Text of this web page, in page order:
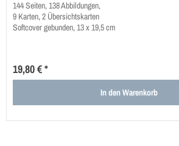
144 Seiten, 138 Abbildungen,
9 Karten, 2 Übersichtskarten
Softcover gebunden, 13 x 19,5 cm
19,80 € *
In denWarenkorb